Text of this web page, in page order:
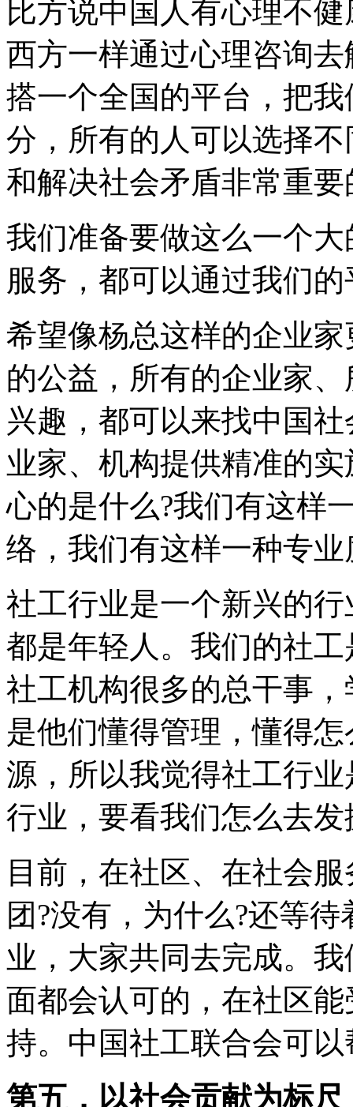
比方说中国人有心理不
西方一样通过心理咨询
搭一个全国的平台，把
分，所有的人可以选择
和解决社会矛盾非常重
我们准备要做这么一个
服务，都可以通过我们
希望像杨总这样的企业
的公益，所有的企业家
兴趣，都可以来找中国
业家、机构提供精准的
心的是什么?我们有这样
络，我们有这样一种专业
社工行业是一个新兴的
都是年轻人。我们的社
社工机构很多的总干事
是他们懂得管理，懂得
源，所以我觉得社工行
行业，要看我们怎么去发
目前，在社区、在社会
团?没有，为什么?还等
业，大家共同去完成。
面都会认可的，在社区
持。中国社工联合会可
第五，以社会贡献为标